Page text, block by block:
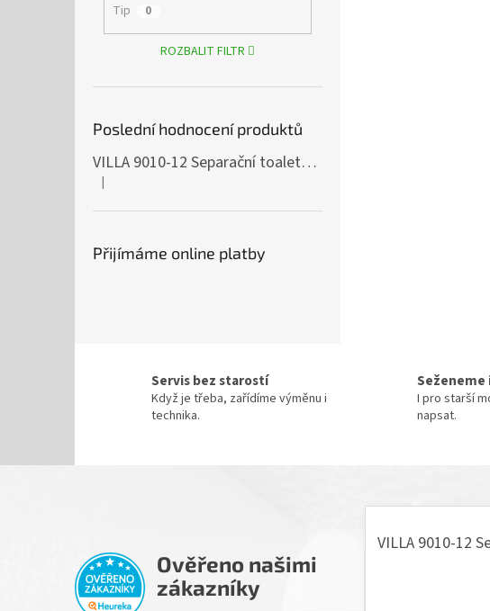
Tip 0
ROZBALIT FILTR
Poslední hodnocení produktů
VILLA 9010-12 Separační toaleta, 230/12V
Hodnocení produktu je 5 z 5 hvězdiček.
|
Přijímáme online platby
Servis bez starostí
Když je třeba, zařídíme výměnu i
technika.
Seženeme
I pro starší
napsat.
Ověřeno našimi
zákazníky